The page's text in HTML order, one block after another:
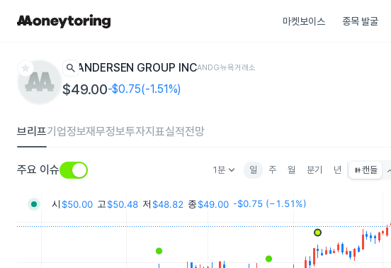
마켓보이스 종목 발굴
star search ANDERSEN GROUP INCANDG뉴욕거래소
$49.00-$0.75(-1.51%)
브리프기업정보재무정보투자지표실적전망
주요 이슈 1분keyboard_arrow_down 일 주 월 분기 년 캔들